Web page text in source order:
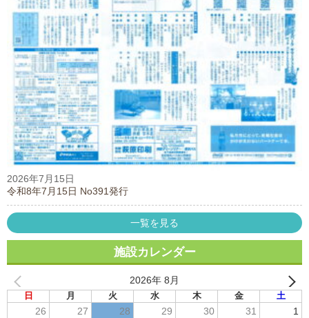
2026年7月15日
令和8年7月15日 No391発行
一覧を見る
施設カレンダー
2026年 8月
日 月 火 水 木 金 土
26 27 28 29 30 31 1